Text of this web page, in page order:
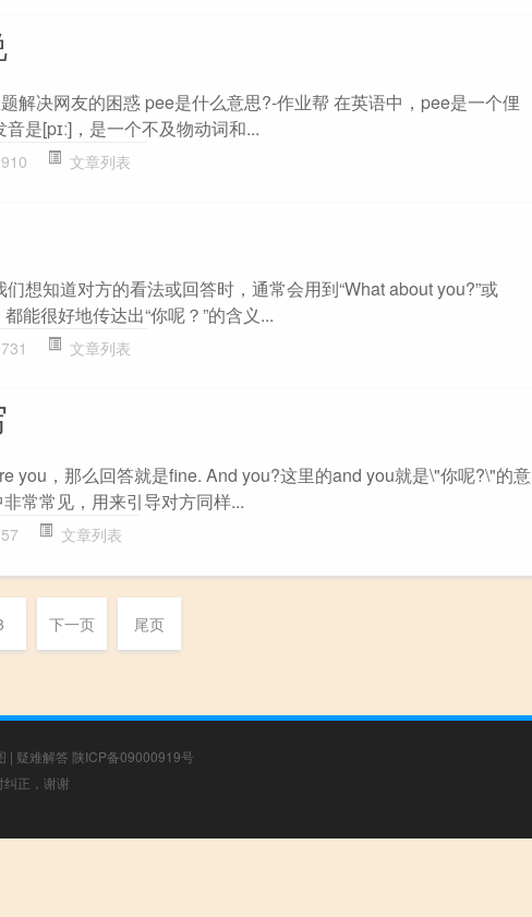
解决网友的困惑 pee是什么意思?-作业帮 在英语中，pee是一个俚
是[pɪː]，是一个不及物动词和...
910 文章列表
们想知道对方的看法或回答时，通常会用到“What about you?”或
能很好地传达出“你呢？”的含义...
731 文章列表
you，那么回答就是fine. And you?这里的and you就是\"你呢?\"的意
常常见，用来引导对方同样...
文章列表
下一页 尾页
| 疑难解答 陕ICP备09000919号
正，谢谢